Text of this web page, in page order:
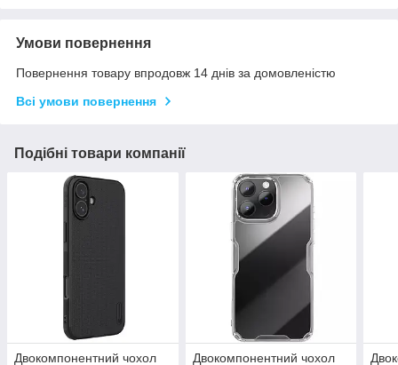
Умови повернення
Повернення товару впродовж 14 днів за домовленістю
Всі умови повернення
Подібні товари компанії
Двокомпонентний чохол
Двокомпонентний чохол